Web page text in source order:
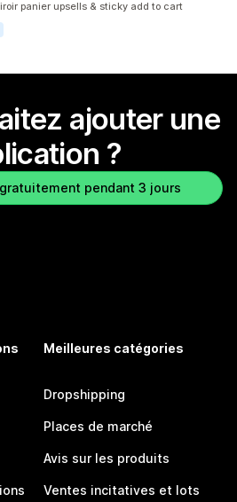
panier upsells & sticky add to cart
ajouter une
?
pendant 3 jours
Meilleures catégories
Dropshipping
Places de marché
Avis sur les produits
Ventes incitatives et lots